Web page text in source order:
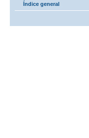
Índice general